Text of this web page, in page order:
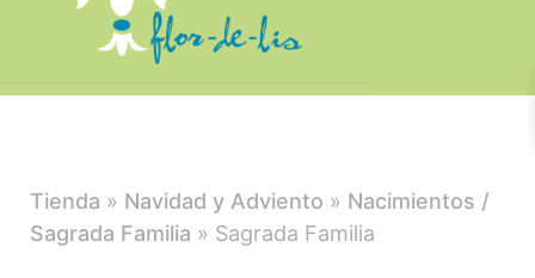
Tienda » Navidad y Adviento » Nacimientos /
Sagrada Familia » Sagrada Familia